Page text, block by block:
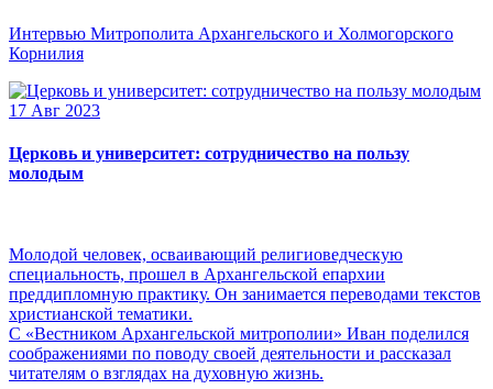
Интервью Митрополита Архангельского и Холмогорского
Корнилия
17 Авг 2023
Церковь и университет: сотрудничество на пользу
молодым
Молодой человек, осваивающий религиоведческую
специальность, прошел в Архангельской епархии
преддипломную практику. Он занимается переводами текстов
христианской тематики.
С «Вестником Архангельской митрополии» Иван поделился
соображениями по поводу своей деятельности и рассказал
читателям о взглядах на духовную жизнь.